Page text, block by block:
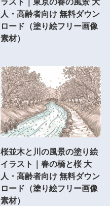
人・高齢者向け 無料ダウン
ロード（塗り絵フリー画像
素材）
桜並木と川の風景の塗り絵
イラスト｜春の橋と桜 大
人・高齢者向け 無料ダウン
ロード（塗り絵フリー画像
素材）